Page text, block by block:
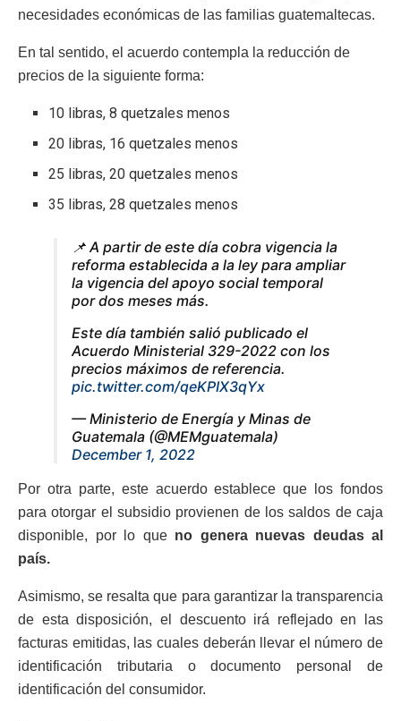
necesidades económicas de las familias guatemaltecas.
En tal sentido, el acuerdo contempla la reducción de
precios de la siguiente forma:
10 libras, 8 quetzales menos
20 libras, 16 quetzales menos
25 libras, 20 quetzales menos
35 libras, 28 quetzales menos
📌 A partir de este día cobra vigencia la
reforma establecida a la ley para ampliar
la vigencia del apoyo social temporal
por dos meses más.
Este día también salió publicado el
Acuerdo Ministerial 329-2022 con los
precios máximos de referencia.
pic.twitter.com/qeKPIX3qYx
— Ministerio de Energía y Minas de
Guatemala (@MEMguatemala)
December 1, 2022
Por otra parte, este acuerdo establece que los fondos
para otorgar el subsidio provienen de los saldos de caja
disponible, por lo que no genera nuevas deudas al
país.
Asimismo, se resalta que para garantizar la transparencia
de esta disposición, el descuento irá reflejado en las
facturas emitidas, las cuales deberán llevar el número de
identificación tributaria o documento personal de
identificación del consumidor.